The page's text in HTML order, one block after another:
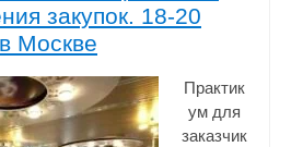
закупок. 18-20
Москве
Практик
ум для
заказчик